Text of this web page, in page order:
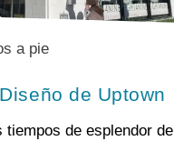
a pie
de Uptown
tiempos de esplendor de